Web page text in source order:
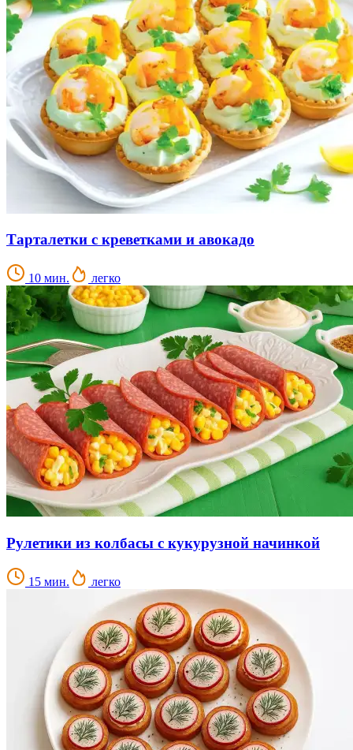
Тарталетки с креветками и авокадо
10 мин. легко
Рулетики из колбасы с кукурузной начинкой
15 мин. легко